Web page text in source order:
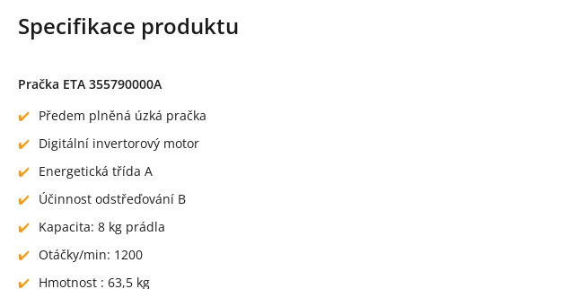
Specifikace produktu
Pračka ETA 355790000A
Předem plněná úzká pračka
Digitální invertorový motor
Energetická třída A
Účinnost odstřeďování B
Kapacita: 8 kg prádla
Otáčky/min: 1200
Hmotnost : 63,5 kg